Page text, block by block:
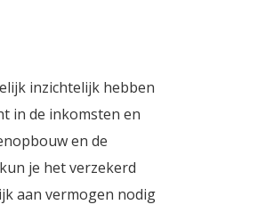
inzichtelijk hebben
in de inkomsten en
en de
je het verzekerd
aan vermogen nodig